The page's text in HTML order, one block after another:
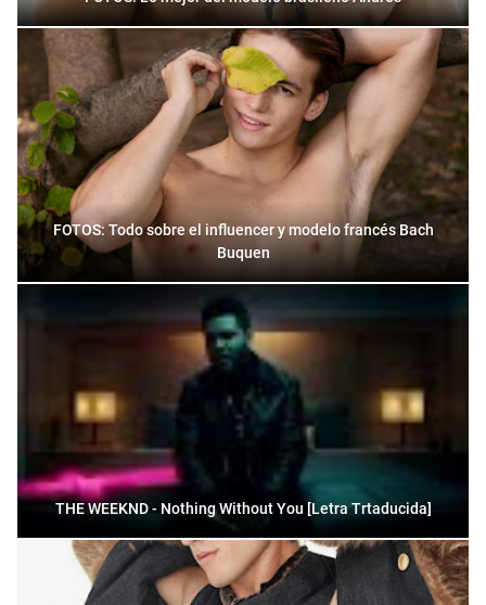
FOTOS: Todo sobre el influencer y modelo francés Bach
Buquen
THE WEEKND - Nothing Without You [Letra Trtaducida]